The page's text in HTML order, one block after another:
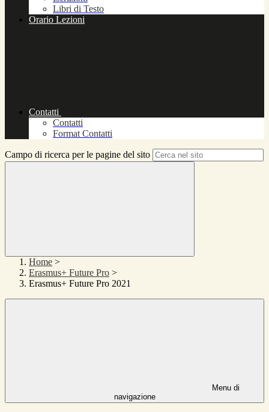
Libri di Testo
Orario Lezioni
Contatti
Contatti
Format Contatti
Campo di ricerca per le pagine del sito
Home >
Erasmus+ Future Pro >
Erasmus+ Future Pro 2021
Menu di
navigazione